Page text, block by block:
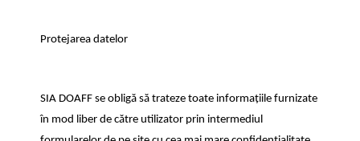
Protejarea datelor
SIA DOAFF se obligă să trateze toate informațiile furnizate
în mod liber de către utilizator prin intermediul